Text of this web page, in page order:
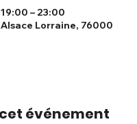
– 23:00
Alsace Lorraine, 76000
événement